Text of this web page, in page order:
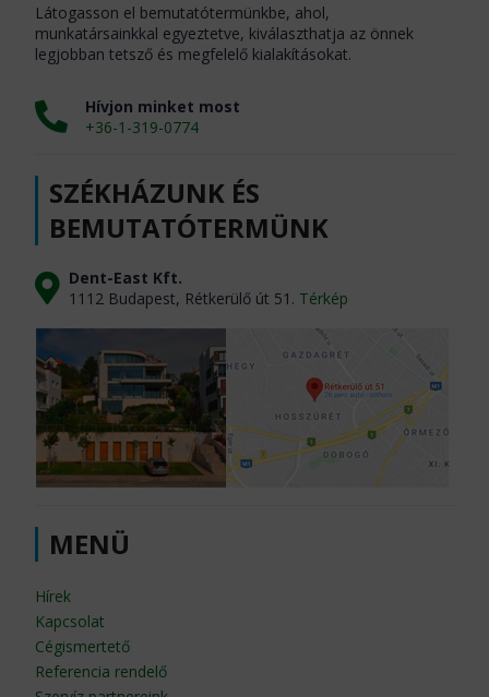
Látogasson el bemutatótermünkbe, ahol,
munkatársainkkal egyeztetve, kiválaszthatja az önnek
legjobban tetsző és megfelelő kialakításokat.
Hívjon minket most
+36-1-319-0774
SZÉKHÁZUNK ÉS
BEMUTATÓTERMÜNK
Dent-East Kft.
1112 Budapest, Rétkerülő út 51. Térkép
MENÜ
Hírek
Kapcsolat
Cégismertető
Referencia rendelő